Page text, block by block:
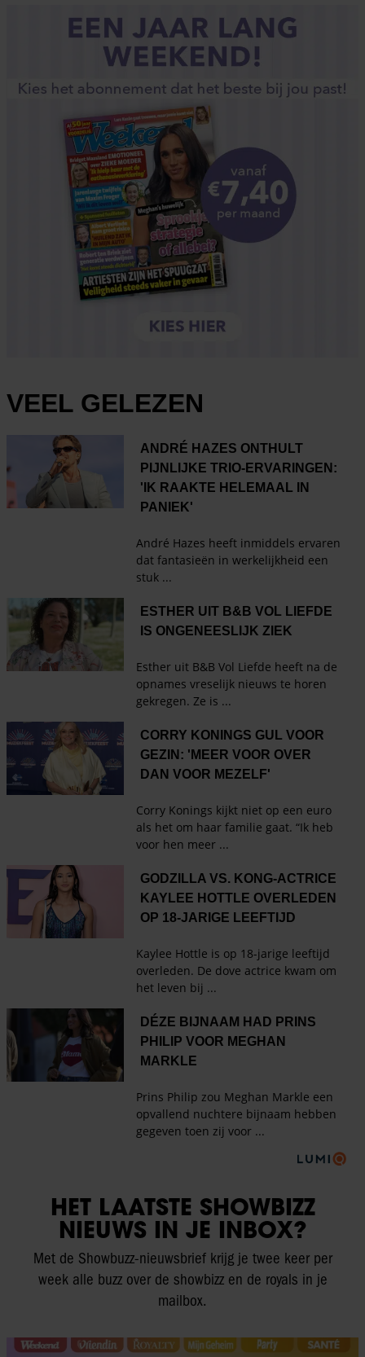
HET LAATSTE SHOWBIZZ
NIEUWS IN JE INBOX?
Met de Showbuzz-nieuwsbrief krijg je twee keer per
week alle buzz over de showbizz en de royals in je
mailbox.